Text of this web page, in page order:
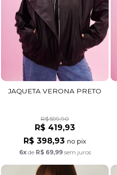
JAQUETA VERONA PRETO
R$ 599,90
R$ 419,93
R$ 398,93 no pix
6xde R$ 69,99sem juros